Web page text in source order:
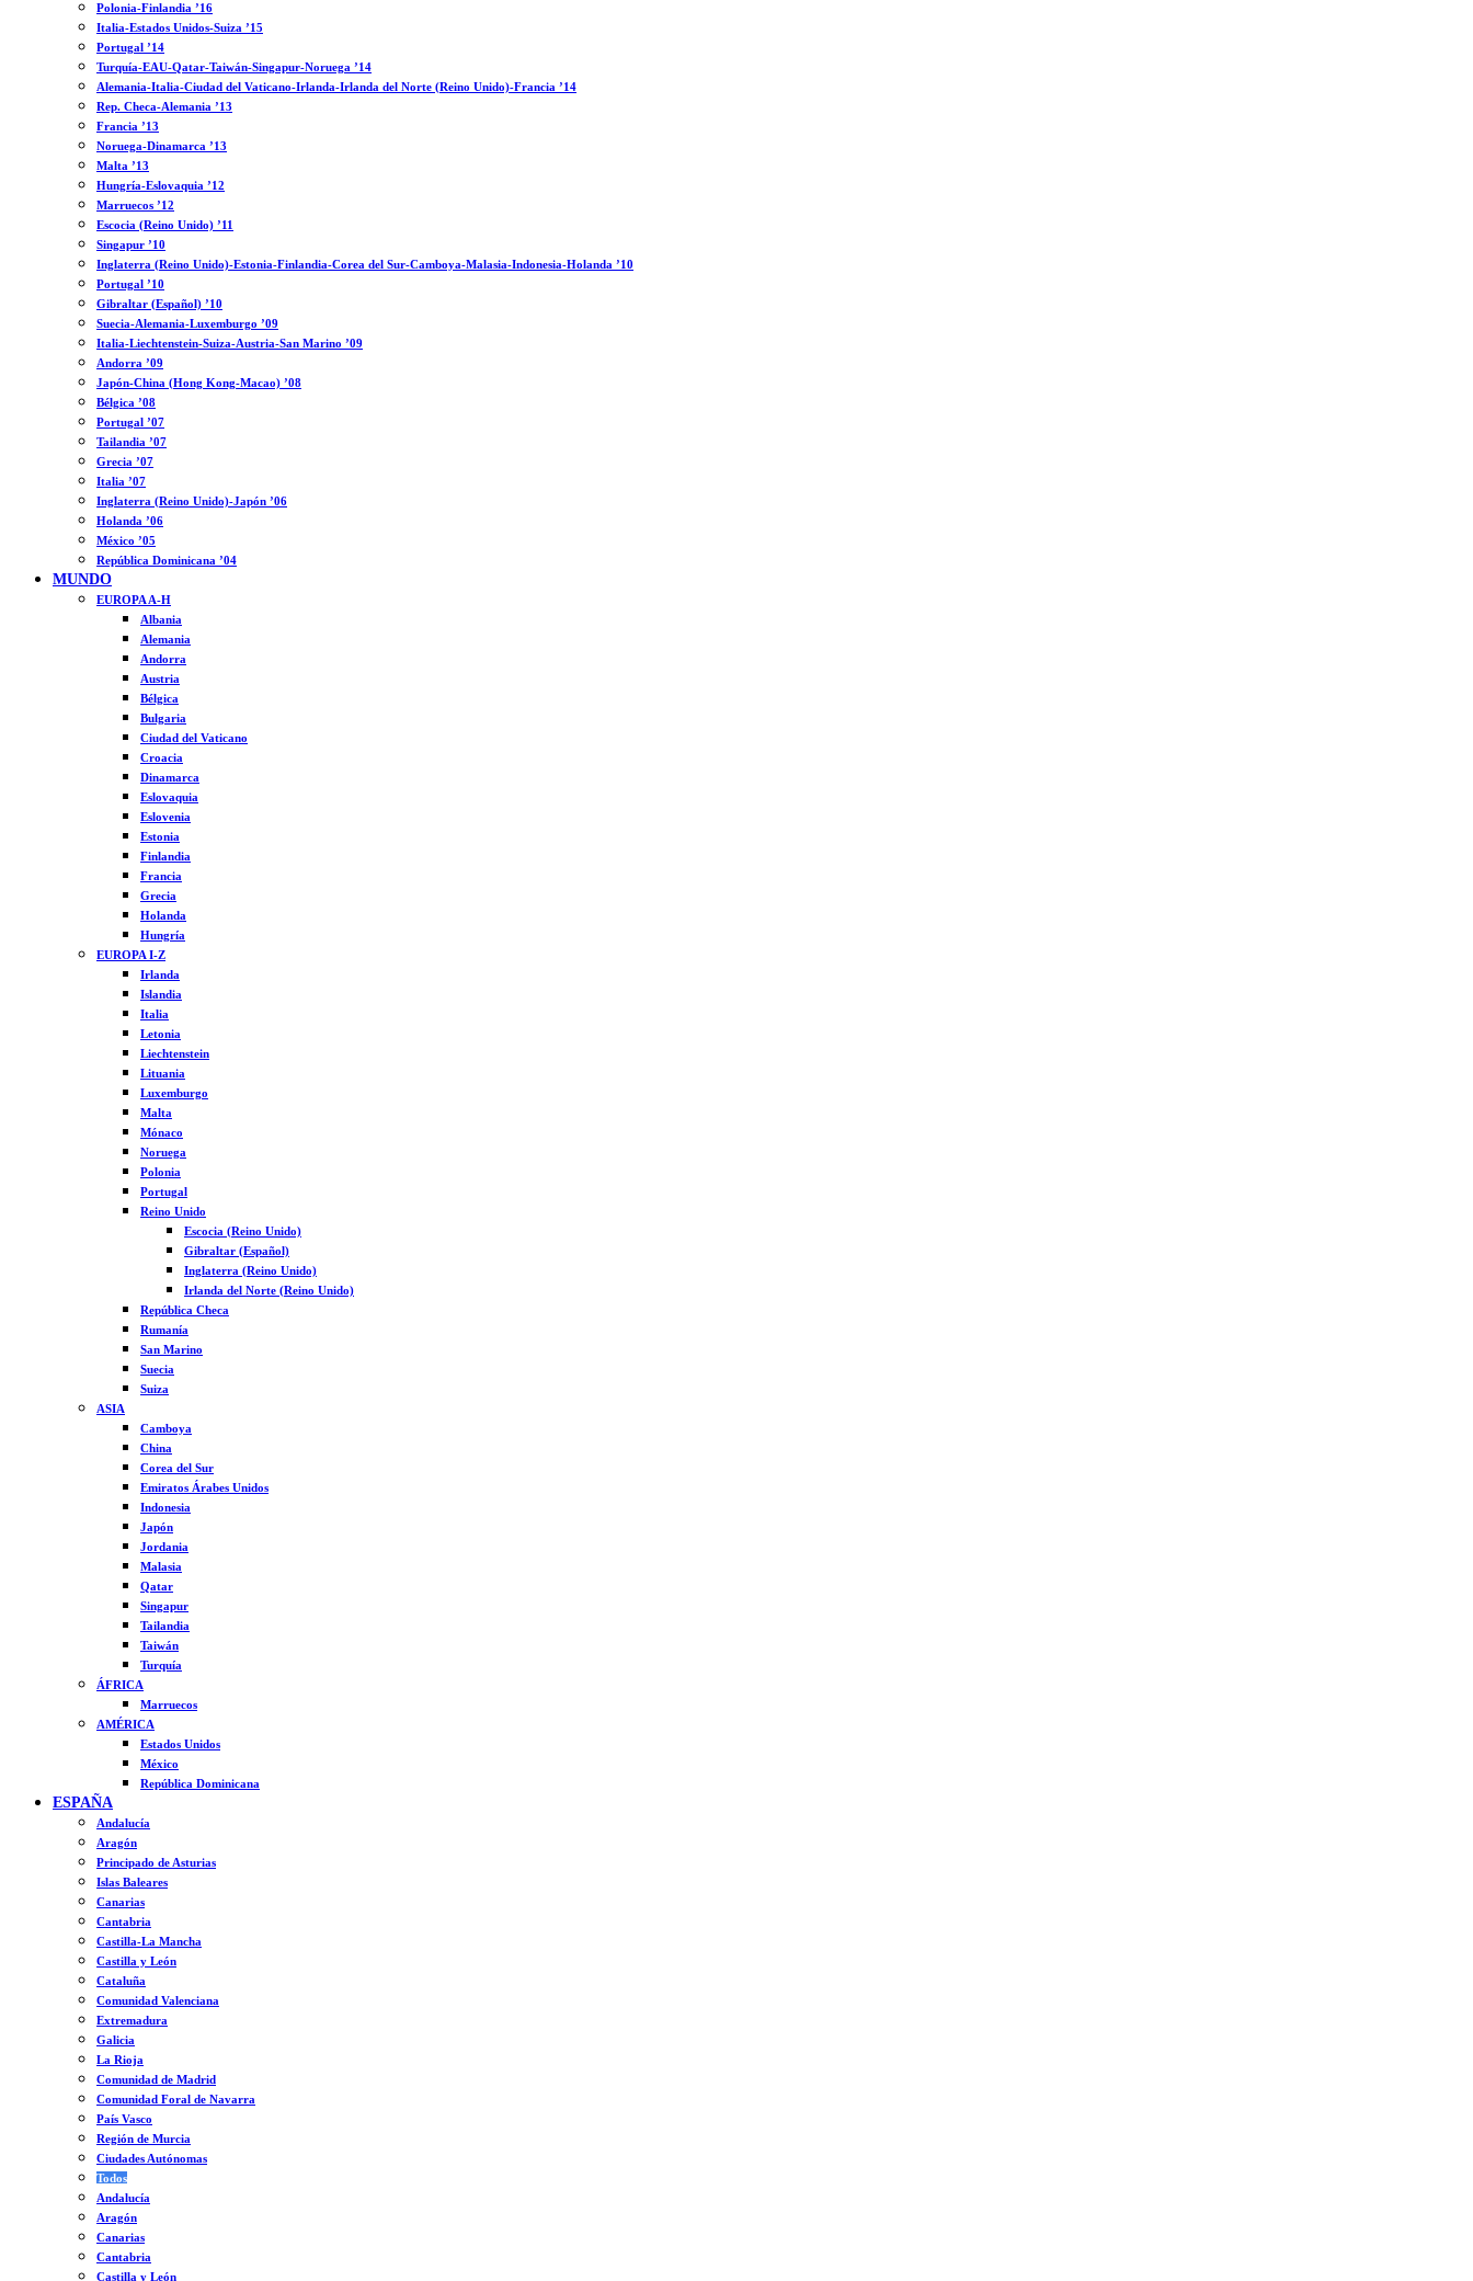
Polonia-Finlandia ’16
Italia-Estados Unidos-Suiza ’15
Portugal ’14
Turquía-EAU-Qatar-Taiwán-Singapur-Noruega ’14
Alemania-Italia-Ciudad del Vaticano-Irlanda-Irlanda del Norte (Reino Unido)-Francia ’14
Rep. Checa-Alemania ’13
Francia ’13
Noruega-Dinamarca ’13
Malta ’13
Hungría-Eslovaquia ’12
Marruecos ’12
Escocia (Reino Unido) ’11
Singapur ’10
Inglaterra (Reino Unido)-Estonia-Finlandia-Corea del Sur-Camboya-Malasia-Indonesia-Holanda ’10
Portugal ’10
Gibraltar (Español) ’10
Suecia-Alemania-Luxemburgo ’09
Italia-Liechtenstein-Suiza-Austria-San Marino ’09
Andorra ’09
Japón-China (Hong Kong-Macao) ’08
Bélgica ’08
Portugal ’07
Tailandia ’07
Grecia ’07
Italia ’07
Inglaterra (Reino Unido)-Japón ’06
Holanda ’06
México ’05
República Dominicana ’04
MUNDO
EUROPA A-H
Albania
Alemania
Andorra
Austria
Bélgica
Bulgaria
Ciudad del Vaticano
Croacia
Dinamarca
Eslovaquia
Eslovenia
Estonia
Finlandia
Francia
Grecia
Holanda
Hungría
EUROPA I-Z
Irlanda
Islandia
Italia
Letonia
Liechtenstein
Lituania
Luxemburgo
Malta
Mónaco
Noruega
Polonia
Portugal
Reino Unido
Escocia (Reino Unido)
Gibraltar (Español)
Inglaterra (Reino Unido)
Irlanda del Norte (Reino Unido)
República Checa
Rumanía
San Marino
Suecia
Suiza
ASIA
Camboya
China
Corea del Sur
Emiratos Árabes Unidos
Indonesia
Japón
Jordania
Malasia
Qatar
Singapur
Tailandia
Taiwán
Turquía
ÁFRICA
Marruecos
AMÉRICA
Estados Unidos
México
República Dominicana
ESPAÑA
Andalucía
Aragón
Principado de Asturias
Islas Baleares
Canarias
Cantabria
Castilla-La Mancha
Castilla y León
Cataluña
Comunidad Valenciana
Extremadura
Galicia
La Rioja
Comunidad de Madrid
Comunidad Foral de Navarra
País Vasco
Región de Murcia
Ciudades Autónomas
Todos
Andalucía
Aragón
Canarias
Cantabria
Castilla y León